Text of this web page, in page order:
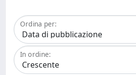
Ordina per:
In ordine: